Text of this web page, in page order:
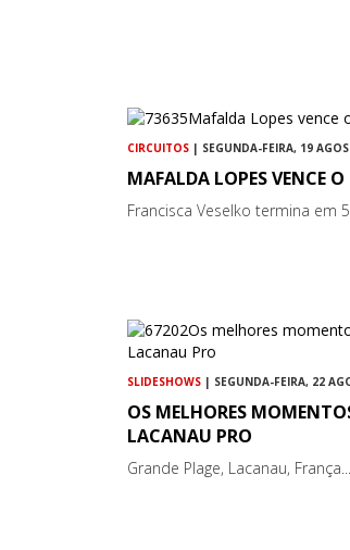
CIRCUITOS | SEGUNDA-FEIRA, 19
MAFALDA LOPES VENCE
Francisca Veselko termina em
SLIDESHOWS | SEGUNDA-FEIRA, 22
OS MELHORES
LACANAU PRO
Grande Plage, Lacanau, França...